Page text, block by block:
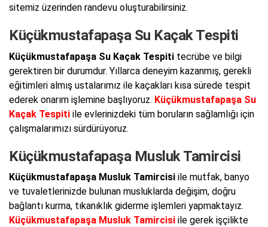
sitemiz üzerinden randevu oluşturabilirsiniz.
Küçükmustafapaşa Su Kaçak Tespiti
Küçükmustafapaşa Su Kaçak Tespiti tecrübe ve bilgi
gerektiren bir durumdur. Yıllarca deneyim kazanmış, gerekli
eğitimleri almış ustalarımız ile kaçakları kısa sürede tespit
ederek onarım işlemine başlıyoruz. Küçükmustafapaşa Su
Kaçak Tespiti ile evlerinizdeki tüm boruların sağlamlığı için
çalışmalarımızı sürdürüyoruz.
Küçükmustafapaşa Musluk Tamircisi
Küçükmustafapaşa Musluk Tamircisi ile mutfak, banyo
ve tuvaletlerinizde bulunan musluklarda değişim, doğru
bağlantı kurma, tıkanıklık giderme işlemleri yapmaktayız.
Küçükmustafapaşa Musluk Tamircisi ile gerek işçilikte